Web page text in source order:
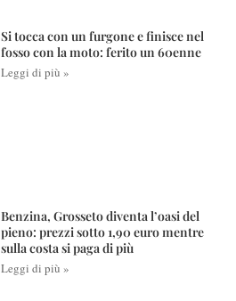
Si tocca con un furgone e finisce nel
fosso con la moto: ferito un 60enne
Leggi di più »
Benzina, Grosseto diventa l’oasi del
pieno: prezzi sotto 1,90 euro mentre
sulla costa si paga di più
Leggi di più »